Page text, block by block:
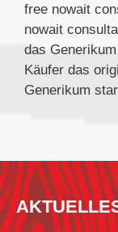
free nowait
nowait
das
Käufer das
Generikum